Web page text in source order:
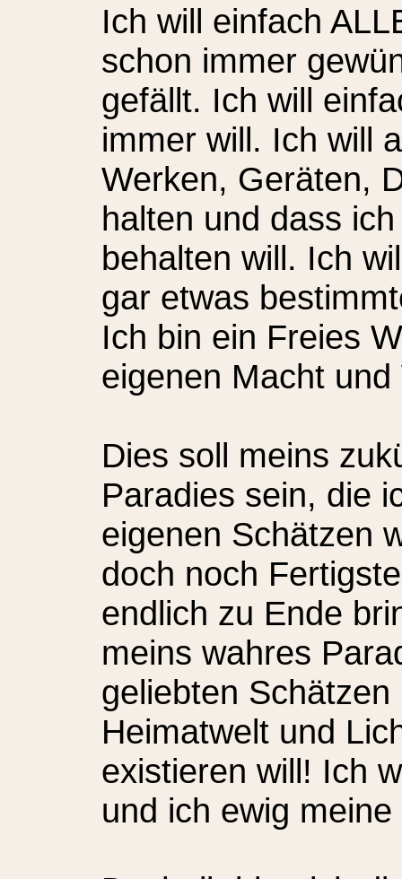
Ich will einfach
schon immer
gefällt. Ich will
immer will. Ich will
Werken, Geräten,
halten und dass
behalten will. Ich
gar etwas
Ich bin ein Freies
eigenen Macht und
Dies soll meins
Paradies sein, die
eigenen Schätzen
doch noch
endlich zu Ende
meins wahres
geliebten
Heimatwelt und
existieren will! Ich
und ich ewig